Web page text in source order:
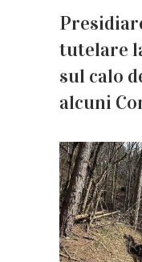
tutelare
sul calo
alcuni